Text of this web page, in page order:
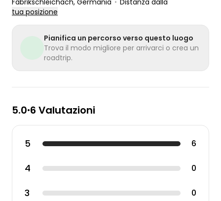
Fabrikschleichach, Germania • Distanza dalla
tua posizione
Pianifica un percorso verso questo luogo
Trova il modo migliore per arrivarci o crea un
roadtrip.
5.0•6 Valutazioni
5 6
4 0
3 0